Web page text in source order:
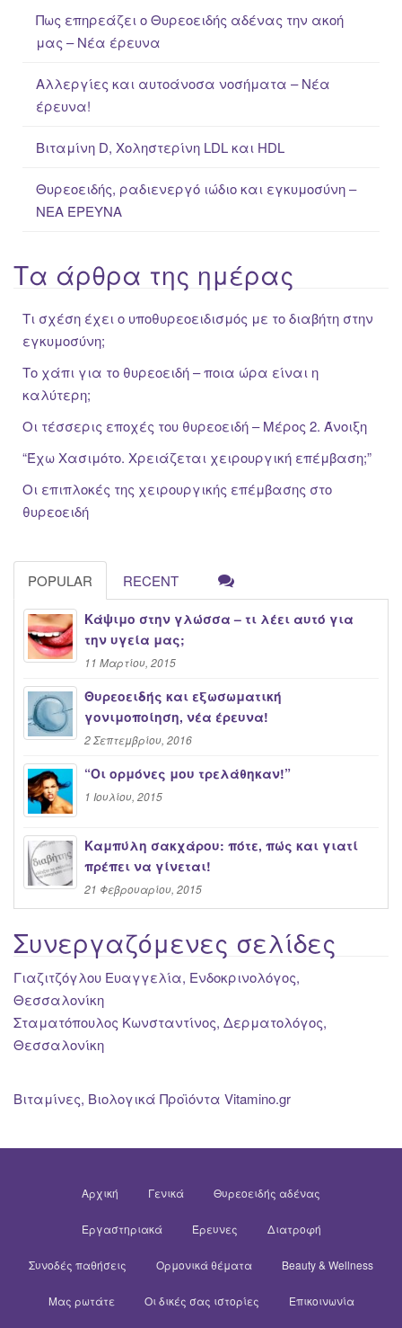
Πως επηρεάζει ο Θυρεοειδής αδένας την ακοή
μας – Νέα έρευνα
Αλλεργίες και αυτοάνοσα νοσήματα – Νέα
έρευνα!
Βιταμίνη D, Χοληστερίνη LDL και HDL
Θυρεοειδής, ραδιενεργό ιώδιο και εγκυμοσύνη –
ΝΕΑ ΈΡΕΥΝΑ
Τα άρθρα της ημέρας
Τι σχέση έχει ο υποθυρεοειδισμός με το διαβήτη στην
εγκυμοσύνη;
Το χάπι για το θυρεοειδή – ποια ώρα είναι η
καλύτερη;
Οι τέσσερις εποχές του θυρεοειδή – Μέρος 2. Άνοιξη
“Έχω Χασιμότο. Χρειάζεται χειρουργική επέμβαση;”
Οι επιπλοκές της χειρουργικής επέμβασης στο
θυρεοειδή
POPULAR RECENT
Κάψιμο στην γλώσσα – τι λέει αυτό για
την υγεία μας;
11 Μαρτίου, 2015
Θυρεοειδής και εξωσωματική
γονιμοποίηση, νέα έρευνα!
2 Σεπτεμβρίου, 2016
“Oι ορμόνες μου τρελάθηκαν!”
1 Ιουλίου, 2015
Καμπύλη σακχάρου: πότε, πώς και γιατί
πρέπει να γίνεται!
21 Φεβρουαρίου, 2015
Συνεργαζόμενες σελίδες
Γιαζιτζόγλου Ευαγγελία, Ενδοκρινολόγος,
Θεσσαλονίκη
Σταματόπουλος Κωνσταντίνος, Δερματολόγος,
Θεσσαλονίκη
Βιταμίνες, Βιολογικά Προϊόντα Vitamino.gr
Αρχική Γενικά Θυρεοειδής αδένας
Εργαστηριακά Έρευνες Διατροφή
Συνοδές παθήσεις Ορμονικά θέματα Beauty & Wellness
Μας ρωτάτε Οι δικές σας ιστορίες Επικοινωνία